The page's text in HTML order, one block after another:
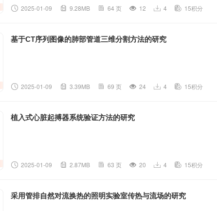
2025-01-09 9.28MB 64 页 12 4 15积分
基于CT序列图像的肺部管道三维分割方法的研究
2025-01-09 3.39MB 69 页 24 4 15积分
植入式心脏起搏器系统验证方法的研究
2025-01-09 2.87MB 63 页 20 4 15积分
采用管排自然对流换热的照明实验室传热与流场的研究